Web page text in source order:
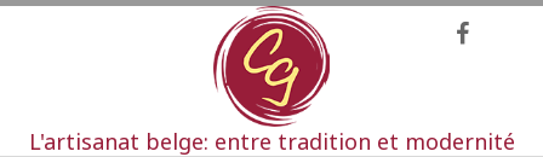
L'artisanat belge: entre tradition et modernité